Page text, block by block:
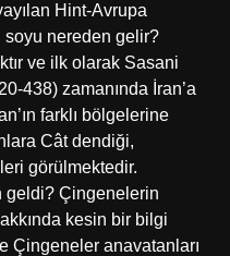
Hint-Avrupa
soyu nereden gelir?
ve ilk olarak Sasani
438) zamanında İran’a
farklı bölgelerine
Cât dendiği,
görülmektedir.
geldi? Çingenelerin
kesin bir bilgi
Çingeneler anavatanları